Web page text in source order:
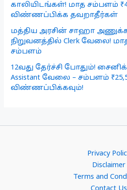
காலியிடங்கள்! மாத சம்பளம்
விண்ணப்பிக்க தவறாதீர்கள்
மத்திய அரசின் சாஹா
நிறுவனத்தில் Clerk வேலை!
சம்பளம்
12வது தேர்ச்சி போதும்!
Assistant வேலை – சம்பளம்
விண்ணப்பிக்கவும்!
Privacy
Disclaimer
Terms and